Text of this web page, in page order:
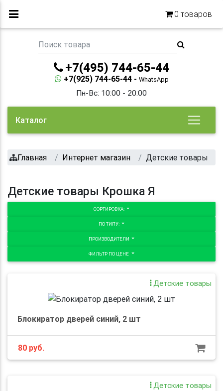
0 товаров
+7(495) 744-65-44
+7(925) 744-65-44 - WhatsApp
Пн-Вс: 10:00 - 20:00
Каталог
Главная Интернет магазин Детские товары
Детские товары Крошка Я
СОРТИРОВКА:
ПО ТИПУ:
ПРОИЗВОДИТЕЛИ
ФИЛЬТР ПО ЦЕНЕ
Детские товары
Блокиратор дверей синий, 2 шт
80 руб.
Детские товары